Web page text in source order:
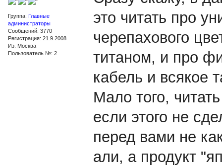
Группа: Главные
администраторы
Сообщений: 3770
Регистрация: 21.9.2008
Из: Москва
Пользователь №: 2
это читать про
черепахового
титаном, и про
кабель и всякое
Мало того,
если этого не
перед вами не
али, а продукт